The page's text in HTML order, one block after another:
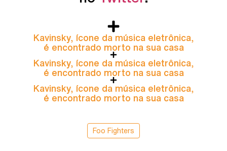
Kavinsky, ícone da música eletrônica,
é encontrado morto na sua casa
Kavinsky, ícone da música eletrônica,
é encontrado morto na sua casa
Kavinsky, ícone da música eletrônica,
é encontrado morto na sua casa
Foo Fighters